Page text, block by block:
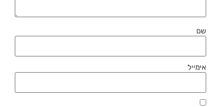
שם
אימייל